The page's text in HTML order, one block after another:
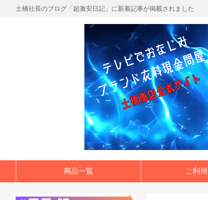
土橋社長のブログ「超激安日記」に新着記事が掲載されました
商品一覧 ご利